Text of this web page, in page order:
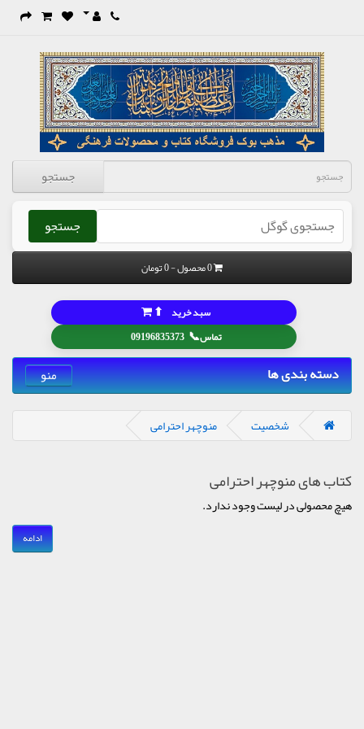
جستجو
جستجو
0 محصول - 0 تومان
تماس📞
09196835373
سبد خرید ⬆
دسته بندی ها منو
شخصیت منوچهر احترامی
کتاب های منوچهر احترامی
هیچ محصولی در لیست وجود ندارد.
ادامه